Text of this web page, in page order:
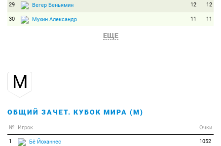
29 Вегер Беньямин 12 12
30 Мухин Александр 11 11
34
35
38 Финелло Жереми 4 4
ЕЩЕ
М
ОБЩИЙ ЗАЧЕТ. КУБОК МИРА (М)
№ Игрок Очки
1 Бё Йоханнес 1052